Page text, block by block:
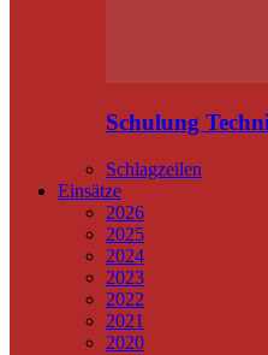
Schulung
Schlagzeilen
Einsätze
2026
2025
2024
2023
2022
2021
2020